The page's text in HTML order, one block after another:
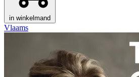
in winkelmand
Vlaams